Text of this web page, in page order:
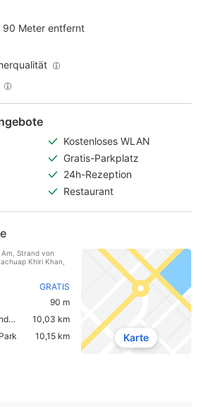
90 Meter entfernt
Kostenloses WLAN
Gratis-Parkplatz
24h-Rezeption
Restaurant
Am, Strand von
Khiri Khan,
GRATIS
90 m
10,03 km
10,15 km
Karte